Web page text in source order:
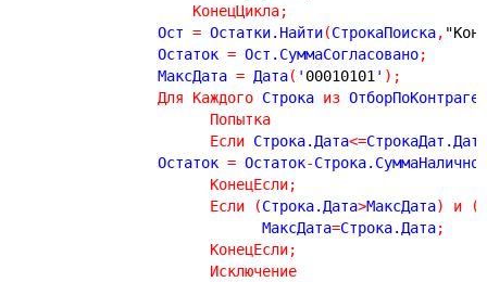
КонецЦикла;
Ост = Остатки.Найти(СтрокаПоиска,
Остаток = Ост.СуммаСогласовано;
МаксДата = Дата( ' 00010101' ) ;
Для
Каждого Строка из
Попытка
Если Строка.Дата<=
Остаток = Остаток-Строка.СуммаНалично
КонецЕсли;
Если
(Строка.Дата>МаксДата) и (
МаксДата=Строка.Дата;
КонецЕсли;
Исключение